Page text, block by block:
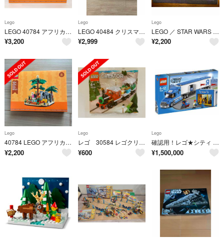
Lego
LEGO 40784 アフリカのサバンナ ジオラマ
¥3,200
Lego
LEGO 40484 クリスマス限定セット♡非売品
¥2,999
Lego
LEGO ／ STAR WARS 75194
¥2,200
Lego
40784 LEGO アフリカのサバンナ
¥2,200
Lego
レゴ 30584 レゴクリエイター
¥600
Lego
確認用！レゴ★シティ レゴトイザらストラック7848 新品・未開封 激レア
¥1,500,000